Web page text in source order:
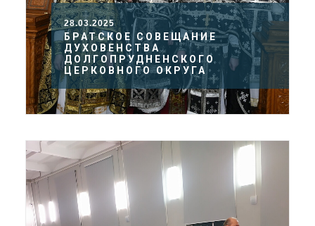
28.03.2025
БРАТСКОЕ СОВЕЩАНИЕ
ДУХОВЕНСТВА
ДОЛГОПРУДНЕНСКОГО
ЦЕРКОВНОГО ОКРУГА